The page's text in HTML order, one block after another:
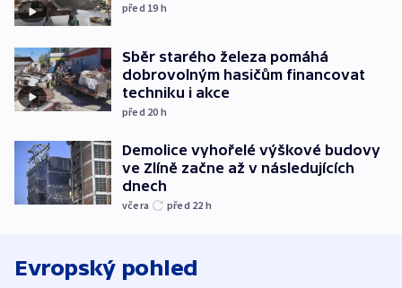
před 19 h
Sběr starého železa pomáhá
dobrovolným hasičům financovat
techniku i akce
před 20 h
Demolice vyhořelé výškové budovy
ve Zlíně začne až v následujících
dnech
včera před 22 h
Evropský pohled